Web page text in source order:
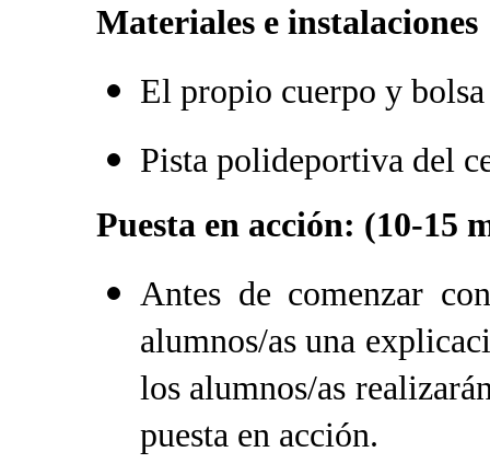
Materiales e instalaciones
El propio cuerpo y
Pista polideportiva del
Puesta en acción: (10-15
Antes de comenzar
alumnos/as una
los alumnos/as
puesta en acción.